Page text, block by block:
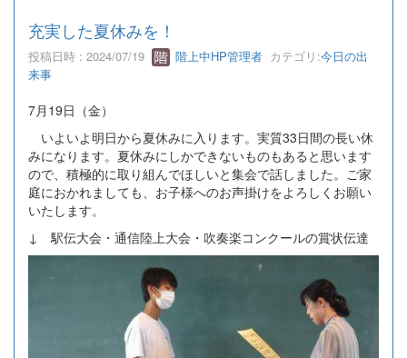
充実した夏休みを！
投稿日時 : 2024/07/19 階上中HP管理者 カテゴリ:今日の出
来事
7月19日（金）
いよいよ明日から夏休みに入ります。実質33日間の長い休
みになります。夏休みにしかできないものもあると思います
ので、積極的に取り組んでほしいと集会で話しました。ご家
庭におかれましても、お子様へのお声掛けをよろしくお願い
いたします。
↓ 駅伝大会・通信陸上大会・吹奏楽コンクールの賞状伝達